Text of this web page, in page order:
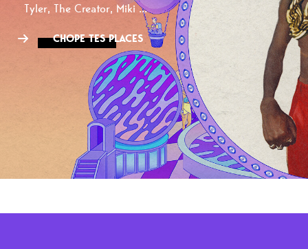
Tyler, The Creator, Miki ...
CHOPE TES PLACES